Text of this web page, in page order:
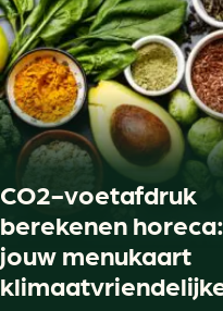
CO2-voetafdruk
berekenen
jouw menukaart